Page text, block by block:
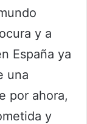
y a
España ya
una
por ahora,
y